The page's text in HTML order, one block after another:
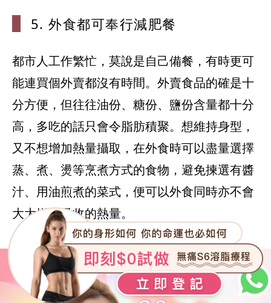
5. 外食都可奉行減肥餐
都市人工作繁忙，莫說是自己備餐，有時更可
能連買個外賣都沒有時間。外賣食品的確是十
分方便，但往往油份、糖份、鹽份含量都十分
高，多吃的話只會令脂肪積聚。想維持身型，
又不想增加熱量攝取，在外食時可以盡量選擇
蒸、煮、燙等烹煮方式的食物，避免揀選有醬
汁、用油煎煮的菜式，便可以外食同時亦不會
大大增加吸收的熱量。